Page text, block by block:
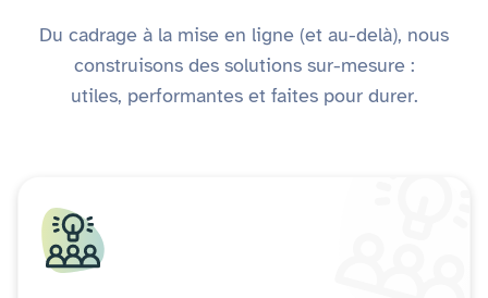
Du cadrage à la mise en ligne (et au-delà), nous
construisons des solutions sur-mesure :
utiles, performantes et faites pour durer.